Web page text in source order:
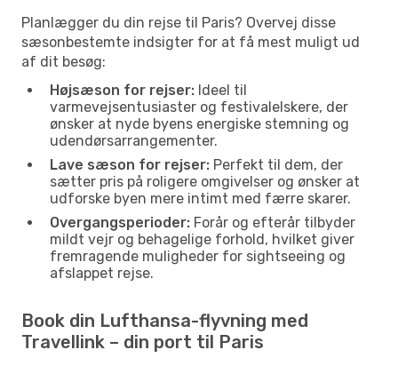
Planlægger du din rejse til Paris? Overvej disse
sæsonbestemte indsigter for at få mest muligt ud
af dit besøg:
Højsæson for rejser: Ideel til
varmevejsentusiaster og festivalelskere, der
ønsker at nyde byens energiske stemning og
udendørsarrangementer.
Lave sæson for rejser: Perfekt til dem, der
sætter pris på roligere omgivelser og ønsker at
udforske byen mere intimt med færre skarer.
Overgangsperioder: Forår og efterår tilbyder
mildt vejr og behagelige forhold, hvilket giver
fremragende muligheder for sightseeing og
afslappet rejse.
Book din Lufthansa-flyvning med
Travellink – din port til Paris